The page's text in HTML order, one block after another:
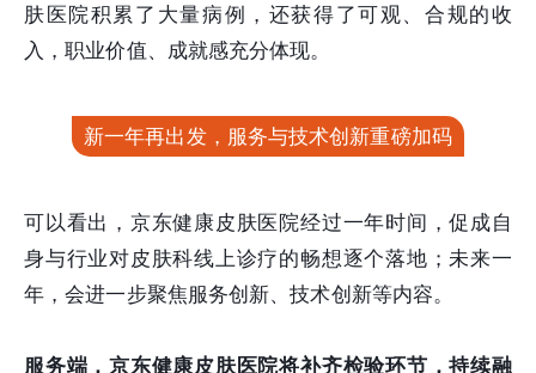
肤医院积累了大量病例，还获得了可观、合规的收
入，职业价值、成就感充分体现。
新一年再出发，服务与技术创新重磅加码
可以看出，京东健康皮肤医院经过一年时间，促成自
身与行业对皮肤科线上诊疗的畅想逐个落地；未来一
年，会进一步聚焦服务创新、技术创新等内容。
服务端，京东健康皮肤医院将补齐检验环节，持续融